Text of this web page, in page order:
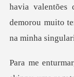
lentões
demorou muito